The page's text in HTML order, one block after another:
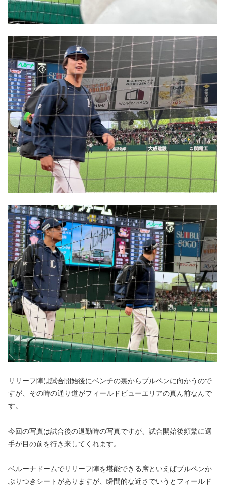
リリーフ陣は試合開始後にベンチの裏からブルペンに向かうので
すが、その時の通り道がフィールドビューエリアの真ん前なんで
す。
今回の写真は試合後の退勤時の写真ですが、試合開始後頻繁に選
手が目の前を行き来してくれます。
ベルーナドームでリリーフ陣を堪能できる席といえばブルペンか
ぶりつきシートがありますが、瞬間的な近さでいうとフィールド